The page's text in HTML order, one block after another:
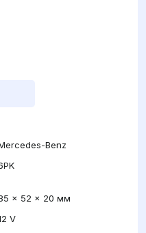
Benz
x 52 x 20 мм
V